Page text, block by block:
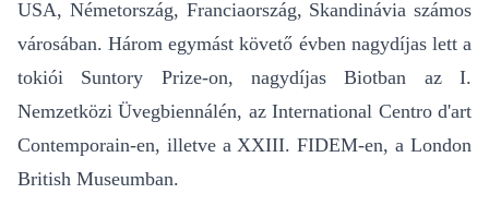
USA, Németország, Franciaország, Skandinávia számos
városában. Három egymást követő évben nagydíjas lett a
tokiói Suntory Prize-on, nagydíjas Biotban az I.
Nemzetközi Üvegbiennálén, az International Centro d'art
Contemporain-en, illetve a XXIII. FIDEM-en, a London
British Museumban.